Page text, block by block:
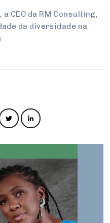
CEO da RM Consulting,
da diversidade na